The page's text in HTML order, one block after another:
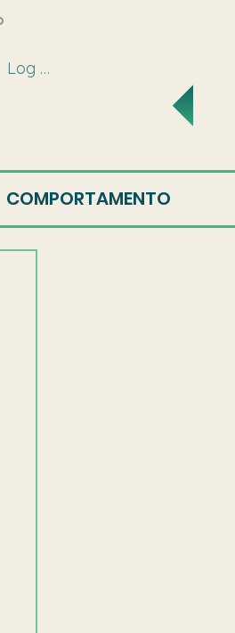
Log In
COMPORTAMENTO